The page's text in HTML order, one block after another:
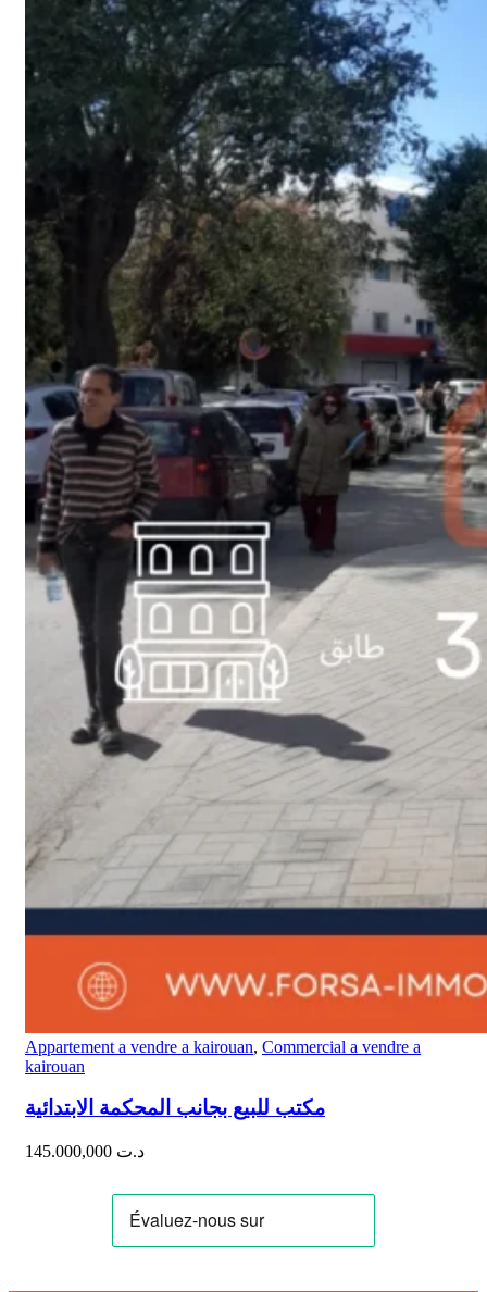
Appartement a vendre a kairouan, Commercial a vendre a
kairouan
مكتب للبيع بجانب المحكمة الابتدائية
د.ت